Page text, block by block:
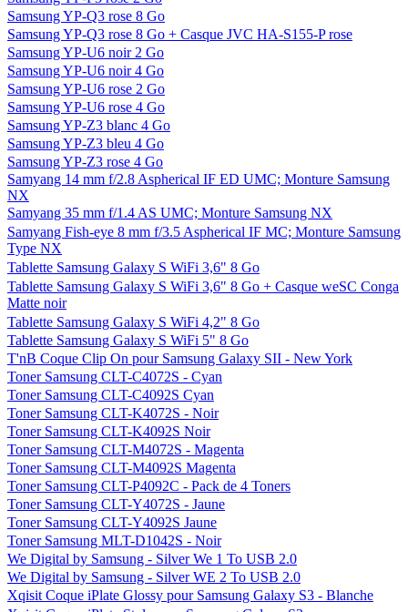
Samsung YP-Q3 rose 8 Go
Samsung YP-Q3 rose 8 Go + Casque JVC HA-S155-P rose
Samsung YP-U6 noir 2 Go
Samsung YP-U6 noir 4 Go
Samsung YP-U6 rose 2 Go
Samsung YP-U6 rose 4 Go
Samsung YP-Z3 blanc 4 Go
Samsung YP-Z3 bleu 4 Go
Samsung YP-Z3 rose 4 Go
Samyang 14 mm f/2.8 Aspherical IF ED UMC; Monture Samsung
NX
Samyang 35 mm f/1.4 AS UMC; Monture Samsung NX
Samyang Fish-eye 8 mm f/3.5 Aspherical IF MC; Monture Samsung
Type NX
Tablette Samsung Galaxy S WiFi 3,6" 8 Go
Tablette Samsung Galaxy S WiFi 3,6" 8 Go + Casque weSC Conga
Matte noir
Tablette Samsung Galaxy S WiFi 4,2" 8 Go
Tablette Samsung Galaxy S WiFi 5" 8 Go
T'nB Coque Clip On pour Samsung Galaxy SII - New York
Toner Samsung CLT-C4072S - Cyan
Toner Samsung CLT-C4092S Cyan
Toner Samsung CLT-K4072S - Noir
Toner Samsung CLT-K4092S Noir
Toner Samsung CLT-M4072S - Magenta
Toner Samsung CLT-M4092S Magenta
Toner Samsung CLT-P4092C - Pack de 4 Toners
Toner Samsung CLT-Y4072S - Jaune
Toner Samsung CLT-Y4092S Jaune
Toner Samsung MLT-D1042S - Noir
We Digital by Samsung - Silver We 1 To USB 2.0
We Digital by Samsung - Silver WE 2 To USB 2.0
Xqisit Coque iPlate Glossy pour Samsung Galaxy S3 - Blanche